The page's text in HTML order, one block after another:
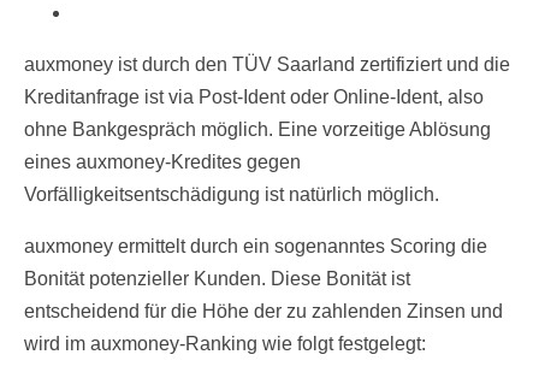
auxmoney ist durch den TÜV Saarland zertifiziert und die
Kreditanfrage ist via Post-Ident oder Online-Ident, also
ohne Bankgespräch möglich. Eine vorzeitige Ablösung
eines auxmoney-Kredites gegen
Vorfälligkeitsentschädigung ist natürlich möglich.
auxmoney ermittelt durch ein sogenanntes Scoring die
Bonität potenzieller Kunden. Diese Bonität ist
entscheidend für die Höhe der zu zahlenden Zinsen und
wird im auxmoney-Ranking wie folgt festgelegt: